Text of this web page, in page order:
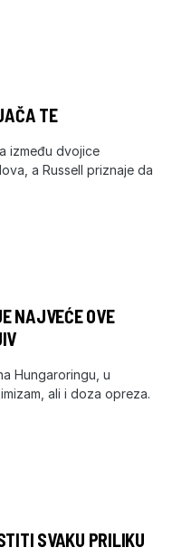
TE
između dvojice
a Russell priznaje da
NAJVEĆE OVE
Hungaroringu, u
ali i doza opreza.
SVAKU PRILIKU